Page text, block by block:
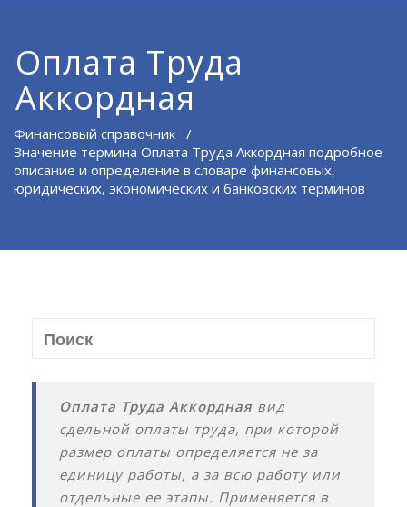
Оплата Труда
Аккордная
Финансовый справочник /
Значение термина Оплата Труда Аккордная подробное
описание и определение в словаре финансовых,
юридических, экономических и банковских терминов
Оплата Труда Аккордная вид
сдельной оплаты труда, при которой
размер оплаты определяется не за
единицу работы, а за всю работу или
отдельные ее этапы. Применяется в